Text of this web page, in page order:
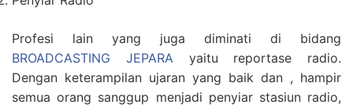
Profesi lain yang juga diminati di bidang
BROADCASTING JEPARAyaitu reportase radio.
Dengan keterampilan ujaran yang baik dan , hampir
semua orang sanggup menjadi penyiar stasiun radio,